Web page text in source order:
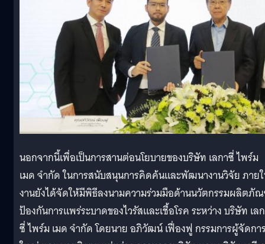
นอกจากนี้เพื่อเป็นการสานต่อนโยบายของบริษัท เลกาซี่ ไพร์ม
เมด จำกัด ในการสนับสนุนการคิดค้นและพัฒนางานวิจัย ภาย
งานยังได้จัดให้มีพิธีลงนามความร่วมมือด้านนวัตกรรมผลิตภั
ป้องกันการแพร่ระบาดของไวรัสและเชื้อโรค ระหว่าง บริษัท เล
ซี่ ไพร์ม เมด จำกัด โดยนาย อภิวัฒน์ เฟื่องฟู กรรมการผู้จัดกา